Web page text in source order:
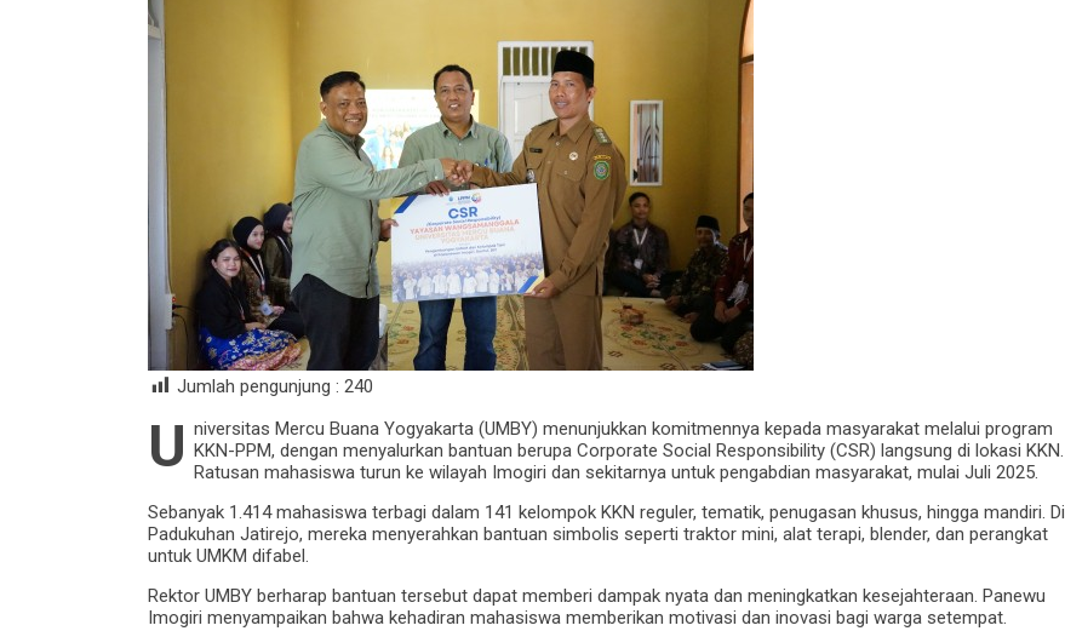
Jumlah pengunjung : 240
U niversitas Mercu Buana Yogyakarta (UMBY) menunjukkan komitmennya kepada masyarakat melalui program
KKN-PPM, dengan menyalurkan bantuan berupa Corporate Social Responsibility (CSR) langsung di lokasi KKN.
Ratusan mahasiswa turun ke wilayah Imogiri dan sekitarnya untuk pengabdian masyarakat, mulai Juli 2025.
Sebanyak 1.414 mahasiswa terbagi dalam 141 kelompok KKN reguler, tematik, penugasan khusus, hingga mandiri. Di
Padukuhan Jatirejo, mereka menyerahkan bantuan simbolis seperti traktor mini, alat terapi, blender, dan perangkat
untuk UMKM difabel.
Rektor UMBY berharap bantuan tersebut dapat memberi dampak nyata dan meningkatkan kesejahteraan. Panewu
Imogiri menyampaikan bahwa kehadiran mahasiswa memberikan motivasi dan inovasi bagi warga setempat.